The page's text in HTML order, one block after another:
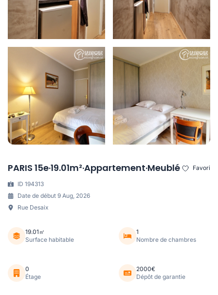
PARIS 15e·19.01m²·Appartement·Meublé Favori
ID 194313
Date de début 9 Aug, 2026
Rue Desaix
19.01㎡
Surface habitable
1
Nombre de chambres
0
Étage
2000€
Dépôt de garantie